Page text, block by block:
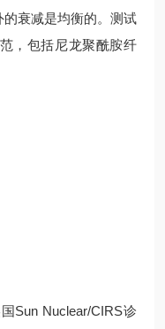
衰减是均衡的。测试
，包括尼龙聚酰胺纤
Sun Nuclear/CIRS诊